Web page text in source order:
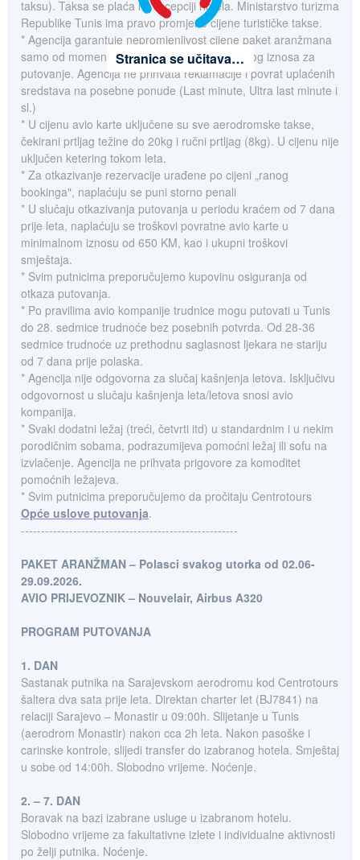
taksu). Taksa se plaća na recepciji hotela. Ministarstvo turizma
Republike Tunis ima pravo promjene cijene turističke takse.
* Agencija garantuje nepromjenjivost cijene paket aranžmana
samo od momenta uplate akontacije ili ukupnog iznosa za
putovanje. Agencija ne prihvata reklamacije i povrat uplaćenih
sredstava na posebne ponude (Last minute, Ultra last minute i
sl.)
* U cijenu avio karte uključene su sve aerodromske takse,
čekirani prtljag težine do 20kg i ručni prtljag (8kg). U cijenu nije
uključen ketering tokom leta.
* Za otkazivanje rezervacije urađene po cijeni „ranog
bookinga", naplaćuju se puni storno penali
* U slučaju otkazivanja putovanja u periodu kraćem od 7 dana
prije leta, naplaćuju se troškovi povratne avio karte u
minimalnom iznosu od 650 KM, kao i ukupni troškovi
smještaja.
* Svim putnicima preporučujemo kupovinu osiguranja od
otkaza putovanja.
* Po pravilima avio kompanije trudnice mogu putovati u Tunis
do 28. sedmice trudnoće bez posebnih potvrda. Od 28-36
sedmice trudnoće uz prethodnu saglasnost ljekara ne stariju
od 7 dana prije polaska.
* Agencija nije odgovorna za slučaj kašnjenja letova. Isključivu
odgovornost u slučaju kašnjenja leta/letova snosi avio
kompanija.
* Svaki dodatni ležaj (treći, četvrti itd) u standardnim i u nekim
porodičnim sobama, podrazumijeva pomoćni ležaj ili sofu na
izvlačenje. Agencija ne prihvata prigovore za komoditet
pomoćnih ležajeva.
* Svim putnicima preporučujemo da pročitaju Centrotours
Opće uslove putovanja.
------------------------------------------------------
PAKET ARANŽMAN – Polasci svakog utorka od 02.06-
29.09.2026.
AVIO PRIJEVOZNIK – Nouvelair, Airbus A320
PROGRAM PUTOVANJA
1. DAN
Sastanak putnika na Sarajevskom aerodromu kod Centrotours
šaltera dva sata prije leta. Direktan charter let (BJ7841) na
relaciji Sarajevo – Monastir u 09:00h. Slijetanje u Tunis
(aerodrom Monastir) nakon cca 2h leta. Nakon pasoške i
carinske kontrole, slijedi transfer do izabranog hotela. Smještaj
u sobe od 14:00h. Slobodno vrijeme. Noćenje.
2. – 7. DAN
Boravak na bazi izabrane usluge u izabranom hotelu.
Slobodno vrijeme za fakultativne izlete i individualne aktivnosti
po želji putnika. Noćenje.
Stranica se učitava…